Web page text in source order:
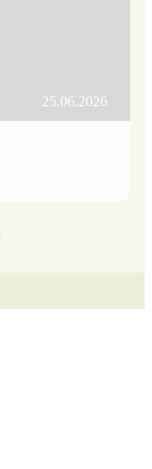
25.06.2026